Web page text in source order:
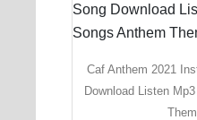
Caf Anthem 2021
Download Listen